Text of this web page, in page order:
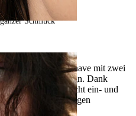
Schmuck
absolutes Must-have mit zwei
Dank
der Schmuck leicht ein- und
für den häufigen
Outfit.